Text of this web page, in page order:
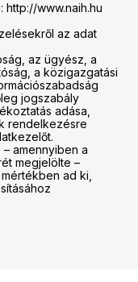
http://www.naih.hu
az adat
az ügyész, a
a közigazgatási
jogszabály
adása,
rendelkezésre
amennyiben a
megjelölte –
ad ki,